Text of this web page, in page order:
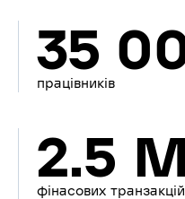
35
працівників
2.5
фінасових